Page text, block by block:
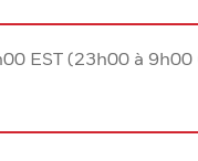
EST (23h00 à